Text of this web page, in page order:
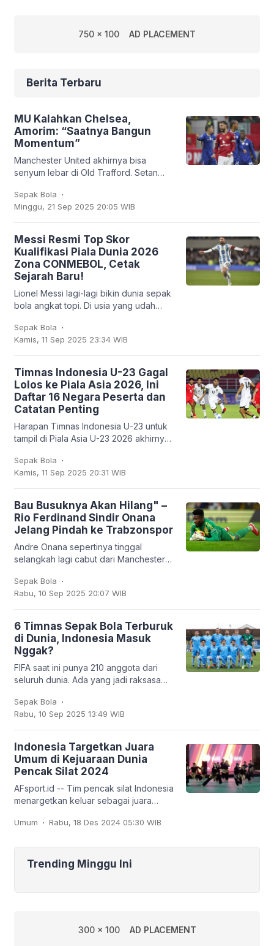
750 x 100 AD PLACEMENT
Berita Terbaru
MU Kalahkan Chelsea,
Amorim: “Saatnya Bangun
Momentum”
Manchester United akhirnya bisa
senyum lebar di Old Trafford. Setan
2-1 dalam lanjutan Liga Inggris, Sabtu
(20/9/2025). Bruno
Sepak Bola .
Minggu, 21 Sep 2025 20:05 WIB
Messi Resmi Top Skor
Kualifikasi Piala Dunia 2026
Zona CONMEBOL, Cetak
Sejarah Baru!
Lionel Messi lagi-lagi bikin dunia sepak
bola angkat topi. Di usia yang udah
mencatatkan sejarah baru: untuk
pertama
Sepak Bola .
Kamis, 11 Sep 2025 23:34 WIB
Timnas Indonesia U-23 Gagal
Lolos ke Piala Asia 2026, Ini
Daftar 16 Negara Peserta dan
Catatan Penting
Harapan Timnas Indonesia U-23 untuk
tampil di Piala Asia U-23 2026 akhirnya
mampu finis sebagai runner-up Grup J
dengan empat
Sepak Bola .
Kamis, 11 Sep 2025 20:31 WIB
Bau Busuknya Akan Hilang" –
Rio Ferdinand Sindir Onana
Jelang Pindah ke Trabzonspor
Andre Onana sepertinya tinggal
selangkah lagi cabut dari Manchester
dipinjamkan ke klub Turki,
Trabzonspor. Dan
Sepak Bola .
Rabu, 10 Sep 2025 20:07 WIB
6 Timnas Sepak Bola Terburuk
di Dunia, Indonesia Masuk
Nggak?
FIFA saat ini punya 210 anggota dari
seluruh dunia. Ada yang jadi raksasa
Argentina, hingga Prancis, tapi ada juga
tim
Sepak Bola .
Rabu, 10 Sep 2025 13:49 WIB
Indonesia Targetkan Juara
Umum di Kejuaraan Dunia
Pencak Silat 2024
AFsport.id -- Tim pencak silat Indonesia
menargetkan keluar sebagai juara
Silat ke-20 dan Kejuaraan Dunia
Umum . Rabu, 18 Des 2024 05:30 WIB
Trending Minggu Ini
300 x 100 AD PLACEMENT